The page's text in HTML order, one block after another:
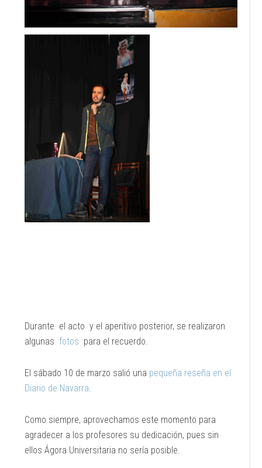
Durante el acto y el aperitivo posterior, se realizaron
algunas fotos para el recuerdo.
El sábado 10 de marzo salió una pequeña reseña en el
Diario de Navarra.
Como siempre, aprovechamos este momento para
agradecer a los profesores su dedicación, pues sin
ellos Ágora Universitaria no sería posible.